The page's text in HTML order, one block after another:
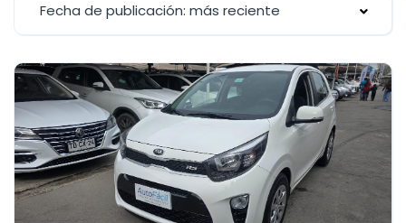
Fecha de publicación: más reciente